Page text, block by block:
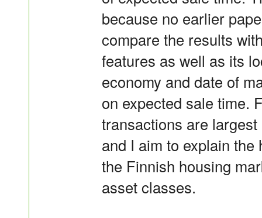
because no earlier
compare the results
features as well as its
economy and date of
on expected sale time.
transactions are
and I aim to explain
the Finnish housing
asset classes.